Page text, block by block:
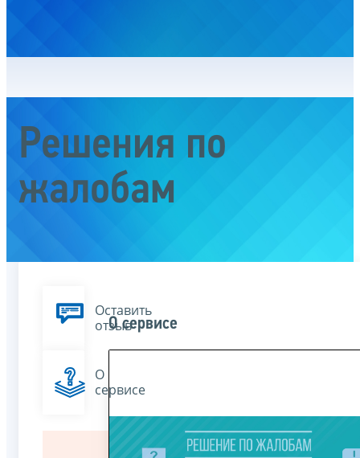
Решения по
жалобам
Оставить
отзыв
О
сервисе
О сервисе